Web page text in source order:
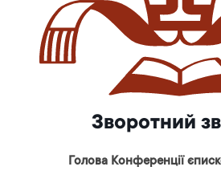
Зворотний
Голова Конференції